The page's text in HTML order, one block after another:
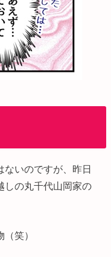
ないのですが、昨日
しの丸千代山岡家の
笑）